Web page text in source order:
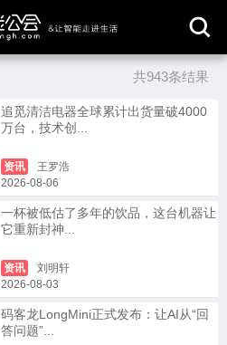
共943条结果
追觅清洁电器全球累计出货量破4000
万台，技术创...
资讯
王罗浩
2026-08-06
一杯被低估了多年的饮品，这台机器让
它重新封神...
资讯
刘明轩
2026-08-03
码客龙LongMini正式发布：让AI从“回
答问题”...